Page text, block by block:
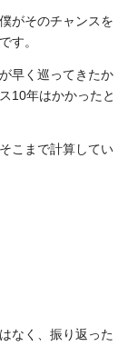
がそのチャンスを
す。
早く巡ってきたか
10年はかかったと
こまで計算してい
なく、振り返った